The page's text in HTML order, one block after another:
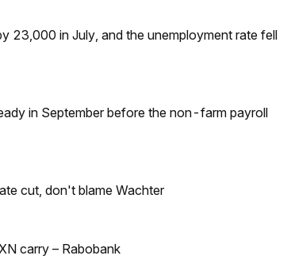
23,000 in July, and the unemployment rate fell
in September before the non-farm payroll
cut, don't blame Wachter
carry – Rabobank